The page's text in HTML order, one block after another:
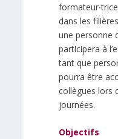
dans les
une personne
participera à
tant que
pourra être
collègues lors
journées.
Objectifs